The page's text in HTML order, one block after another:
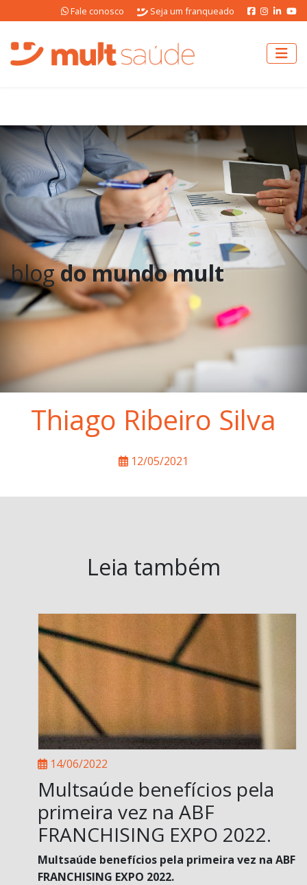
Fale conosco Seja um franqueado
blogdo mundo mult
Thiago Ribeiro Silva
12/05/2021
Leia também
14/06/2022
Multsaúde benefícios pela
primeira vez na ABF
FRANCHISING EXPO 2022.
Multsaúde benefícios pela primeira vez na ABF
FRANCHISING EXPO 2022.